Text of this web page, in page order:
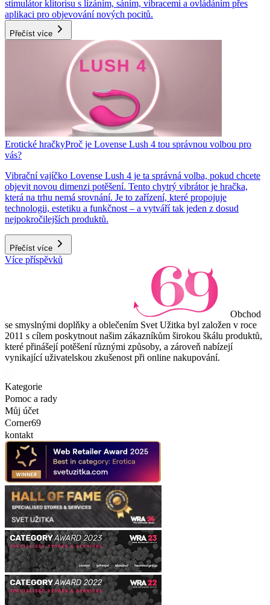
stimulátor klitorisu s lízáním, sáním, vibracemi a ovládáním přes
aplikaci pro objevování nových pocitů.
Přečíst více
Erotické hračkyProč je Lovense Lush 4 tou správnou volbou pro
vás?
Vibrační vajíčko Lovense Lush 4 je ta správná volba, pokud chcete
objevit novou dimenzi potěšení. Tento chytrý vibrátor je hračka,
která na trhu nemá srovnání. Je to zařízení, které propojuje
technologii, estetiku a funkčnost – a vytváří tak jeden z dosud
nejpokročilejších produktů.
Přečíst více
Více příspěvků
Obchod
se smyslnými doplňky a oblečením Svet Užitka byl založen v roce
2011 s cílem poskytnout našim zákazníkům širokou škálu produktů,
které přinášejí potěšení různými způsoby, a zároveň nabízejí
vynikající uživatelskou zkušenost při online nakupování.
Kategorie
Pomoc a rady
Můj účet
Corner69
kontakt